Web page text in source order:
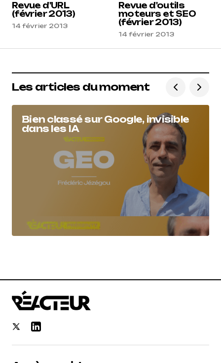
Revue d'URL
(février 2013)
14 février 2013
Revue d'outils
moteurs et SEO
(février 2013)
14 février 2013
Les articles du moment
Bien classé sur Google, invisible
dans les IA